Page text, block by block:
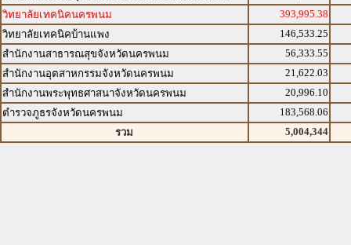
วิทยาลัยเทคนิคนครพนม
393,995.38
วิทยาลัยเทคนิคบ้านแพง
146,533.25
สำนักงานสาธารณสุขจังหวัดนครพนม
56,333.55
สำนักงานอุตสาหกรรมจังหวัดนครพนม
21,622.03
สำนักงานพระพุทธศาสนาจังหวัดนครพนม
20,996.10
ตำรวจภูธรจังหวัดนครพนม
183,568.06
รวม
5,004,344